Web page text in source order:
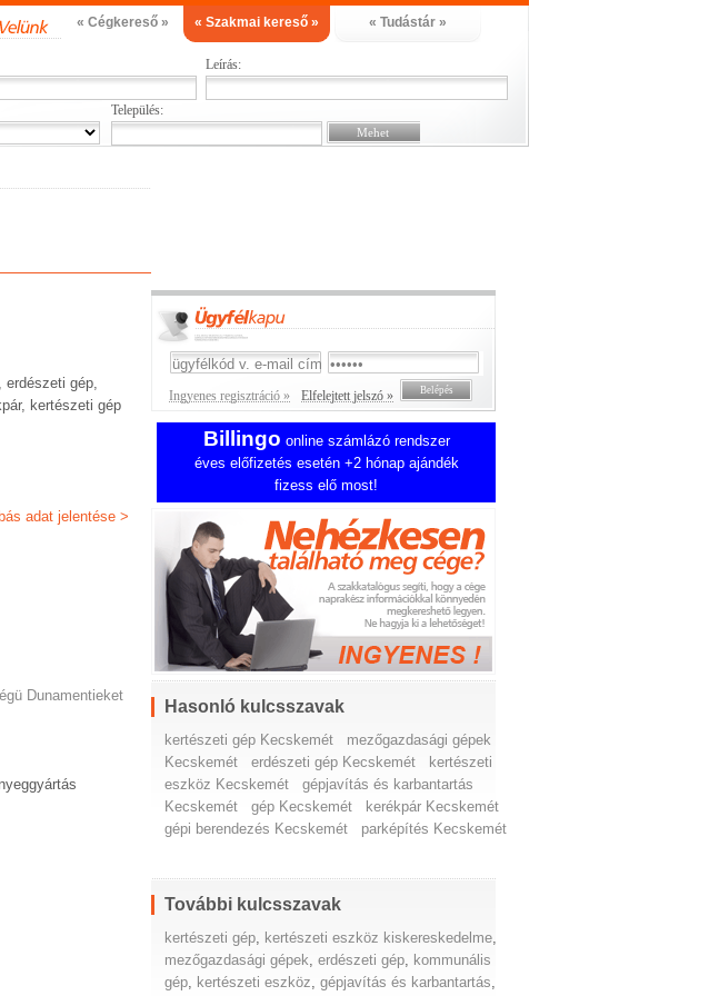
« Cégkereső » « Szakmai kereső » « Tudástár »
Leírás:
Település:
erdészeti gép,
kertészeti gép
adat jelentése >
Dunamentieket
Ingyenes regisztráció » Elfelejtett jelszó »
Billingo online számlázó rendszer
éves előfizetés esetén +2 hónap ajándék
fizess elő most!
Hasonló kulcsszavak
kertészeti gép Kecskemét
mezőgazdasági gépek
Kecskemét
erdészeti gép Kecskemét
kertészeti
eszköz Kecskemét
gépjavítás és karbantartás
Kecskemét
gép Kecskemét
kerékpár Kecskemét
gépi berendezés Kecskemét
parképítés Kecskemét
További kulcsszavak
kertészeti gép, kertészeti eszköz kiskereskedelme,
mezőgazdasági gépek,erdészeti gép, kommunális
gép, kertészeti eszköz,gépjavítás és karbantartás,